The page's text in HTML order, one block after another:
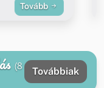
Tovább
(8
Továbbiak